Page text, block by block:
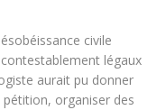
civile
légaux
aurait pu donner
organiser des